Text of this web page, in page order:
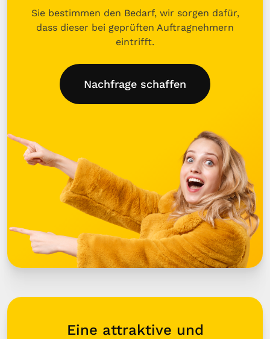
Sie bestimmen den Bedarf, wir sorgen dafür,
dass dieser bei geprüften Auftragnehmern
eintrifft.
Nachfrage schaffen
Eine attraktive und